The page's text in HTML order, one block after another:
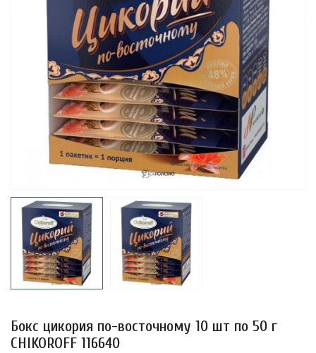
Бокс цикория по-восточному 10 шт по 50 г
CHIKOROFF 116640